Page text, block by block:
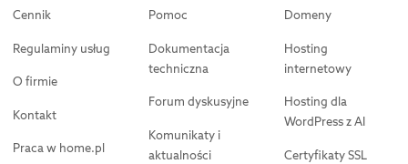
Cennik
Regulaminy usług
O firmie
Kontakt
Praca w home.pl
Pomoc
Dokumentacja
techniczna
Forum dyskusyjne
Komunikaty i
aktualności
Domeny
Hosting
internetowy
Hosting dla
WordPress z AI
Certyfikaty SSL